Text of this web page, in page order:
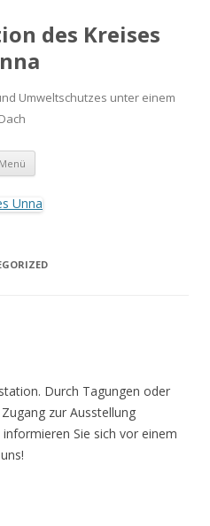
des Kreises
Umweltschutzes unter einem
Dach
Menü Zum
springen
Durch Tagungen oder
zur Ausstellung
Sie sich vor einem